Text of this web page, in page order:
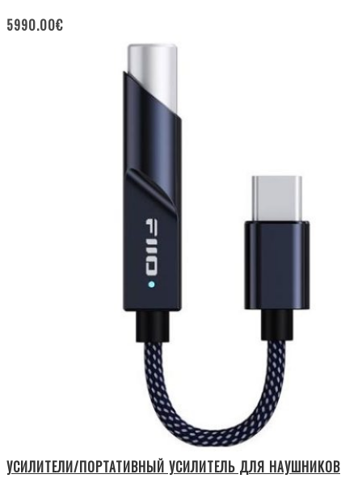
5990.00€
УСИЛИТЕЛИ/ПОРТАТИВНЫЙ УСИЛИТЕЛЬ ДЛЯ НАУШНИКОВ